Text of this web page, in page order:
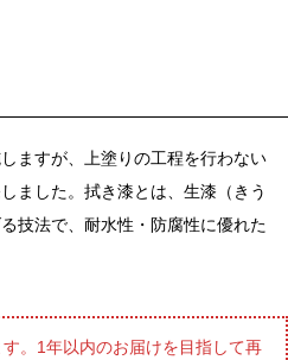
ますが、上塗りの工程を行わない
ました。拭き漆とは、生漆（きう
技法で、耐水性・防腐性に優れた
。1年以内のお届けを目指して再